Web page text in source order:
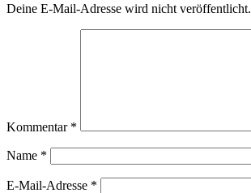
Deine E-Mail-Adresse wird nicht veröffentlicht.
Kommentar *
Name *
E-Mail-Adresse *